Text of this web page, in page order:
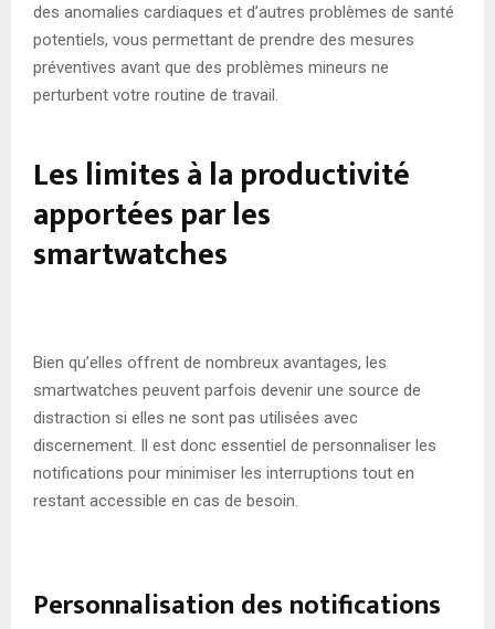
des anomalies cardiaques et d’autres problèmes de santé
potentiels, vous permettant de prendre des mesures
préventives avant que des problèmes mineurs ne
perturbent votre routine de travail.
Les limites à la productivité
apportées par les
smartwatches
Bien qu’elles offrent de nombreux avantages, les
smartwatches peuvent parfois devenir une source de
distraction si elles ne sont pas utilisées avec
discernement. Il est donc essentiel de personnaliser les
notifications pour minimiser les interruptions tout en
restant accessible en cas de besoin.
Personnalisation des notifications